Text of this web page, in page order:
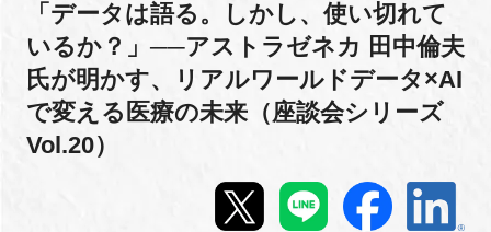
お問い合わせ
マイページ
新規登録
「データは語る。しかし、使い切れて
いるか？」──アストラゼネカ 田中倫夫
氏が明かす、リアルワールドデータ×AI
で変える医療の未来（座談会シリーズ
Vol.20）